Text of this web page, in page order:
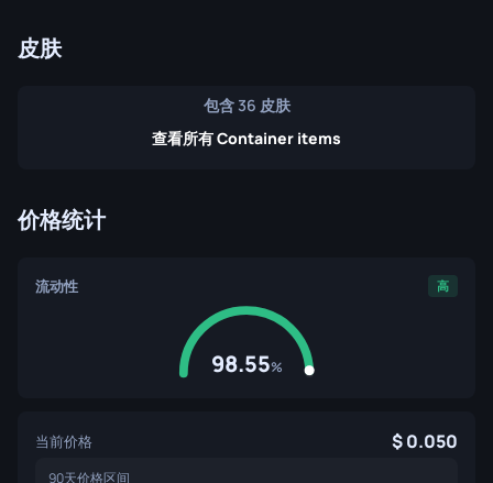
皮肤
包含 36 皮肤
查看所有 Container items
价格统计
流动性 高
98.55%
当前价格 0.050
90天价格区间